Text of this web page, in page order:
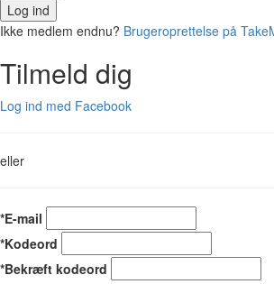
Log ind
Ikke medlem endnu? Brugeroprettelse på
Tilmeld dig
Log ind med Facebook
eller
*E-mail
*Kodeord
*Bekræft kodeord